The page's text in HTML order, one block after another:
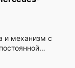
и механизм с